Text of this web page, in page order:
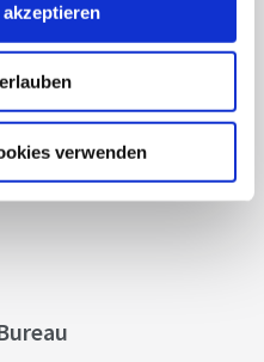
verwenden